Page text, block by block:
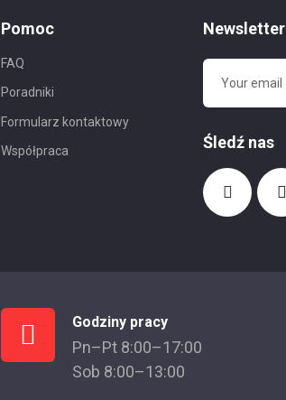
Pomoc
FAQ
Poradniki
Formularz kontaktowy
Współpraca
Newsletter
Śledź nas
Godziny pracy
Pn–Pt 8:00–17:00
Sob 8:00–13:00